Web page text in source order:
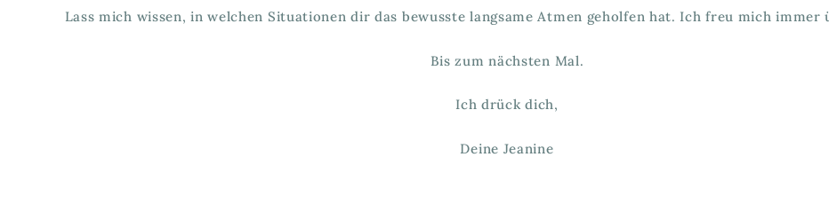
Lass mich wissen, in welchen Situationen dir das bewusste langsame Atmen geholfen hat. Ich freu mich immer
Bis zum nächsten Mal.
Ich drück dich,
Deine Jeanine